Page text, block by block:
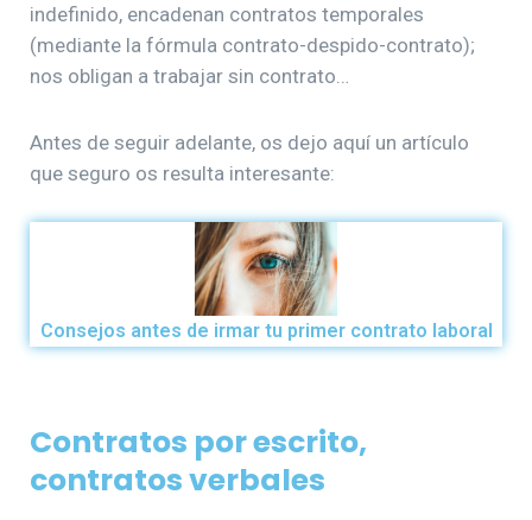
indefinido, encadenan contratos temporales
(mediante la fórmula contrato-despido-contrato);
nos obligan a trabajar sin contrato…
Antes de seguir adelante, os dejo aquí un artículo
que seguro os resulta interesante:
Consejos antes de irmar tu primer contrato laboral
Contratos por escrito,
contratos verbales